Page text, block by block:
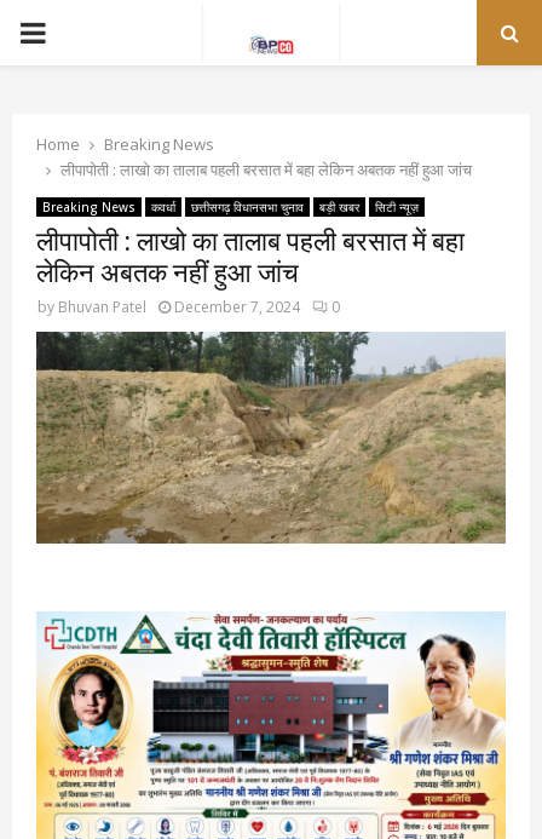
PRIMARY
Home
Breaking News
लीपापोती : लाखो का तालाब पहली बरसात में बहा लेकिन अबतक नहीं हुआ जांच
Breaking News कवर्धा छत्तीसगढ़ विधानसभा चुनाव बड़ी खबर सिटी न्यूज़
लीपापोती : लाखो का तालाब पहली बरसात में बहा
लेकिन अबतक नहीं हुआ जांच
by Bhuvan Patel December 7, 2024 0